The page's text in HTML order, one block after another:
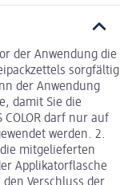
der Anwendung die
sorgfältig
der Anwendung
damit Sie die
COLOR darf nur auf
werden. 2.
die mitgelieferten
Applikatorflasche